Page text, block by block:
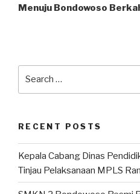
Menuju Bondowoso
RECENT POSTS
Kepala Cabang Dinas
Tinjau Pelaksanaan MPLS